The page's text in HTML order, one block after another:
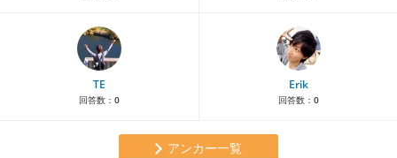
TE
回答数： 0
Erik
回答数： 0
アンカー一覧